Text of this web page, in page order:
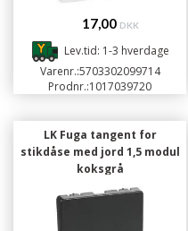
17,00 DKK
Lev.tid: 1-3 hverdage
Varenr.:5703302099714
Prodnr.:1017039720
LK Fuga tangent for
stikdåse med jord 1,5 modul
koksgrå